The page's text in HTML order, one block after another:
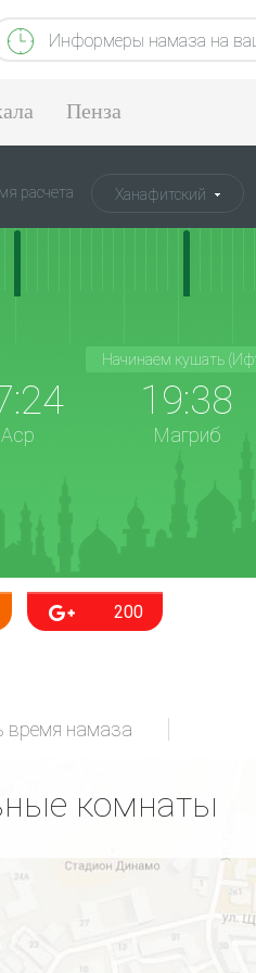
Информеры намаза на
Пенза
расчета Ханафитский
Аср
Начинаем кушать
19:38
Магриб
200
время намаза
комнаты